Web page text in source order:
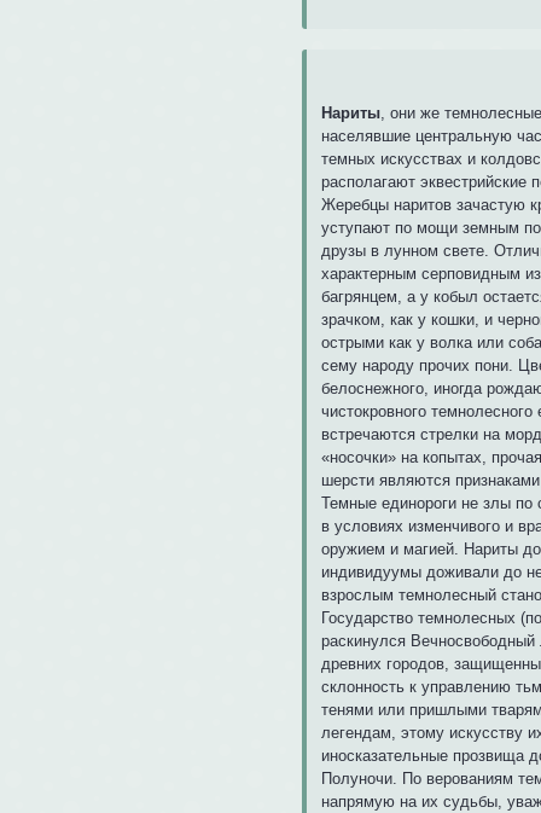
Нариты, они же
населявшие центральную
темных искусствах и
располагают эквестрийские
Жеребцы наритов зачастую
уступают по мощи земным
друзы в лунном свете.
характерным серповидным
багрянцем, а у кобыл
зрачком, как у кошки, и
острыми как у волка или
сему народу прочих пони.
белоснежного, иногда
чистокровного
встречаются стрелки на
«носочки» на копытах,
шерсти являются
Темные единороги не злы по
в условиях изменчивого и
оружием и магией. Нариты
индивидуумы доживали до
взрослым темнолесный
Государство темнолесных
раскинулся Вечносвободный
древних городов,
склонность к управлению
тенями или пришлыми
легендам, этому искусству
иносказательные прозвища
Полуночи. По верованиям
напрямую на их судьбы,